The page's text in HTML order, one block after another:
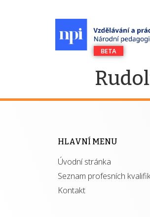
HLAVNÍ MENU
Úvodní stránka
Seznam profesních
Kontakt